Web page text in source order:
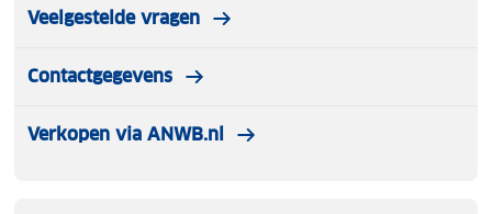
Veelgestelde vragen
Contactgegevens
Verkopen via ANWB.nl